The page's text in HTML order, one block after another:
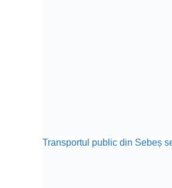
Transportul public din Sebeș